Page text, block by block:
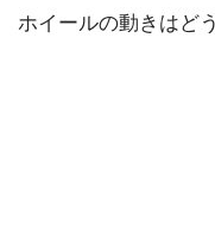
ホイールの動きはど